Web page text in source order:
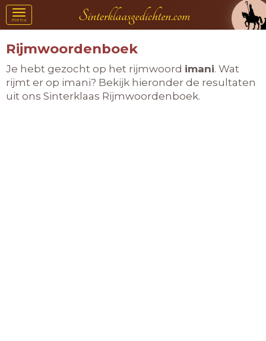
Toggle
navigation
menu
Rijmwoordenboek
Je hebt gezocht op het rijmwoord imani. Wat
rijmt er op imani? Bekijk hieronder de resultaten
uit ons Sinterklaas Rijmwoordenboek.